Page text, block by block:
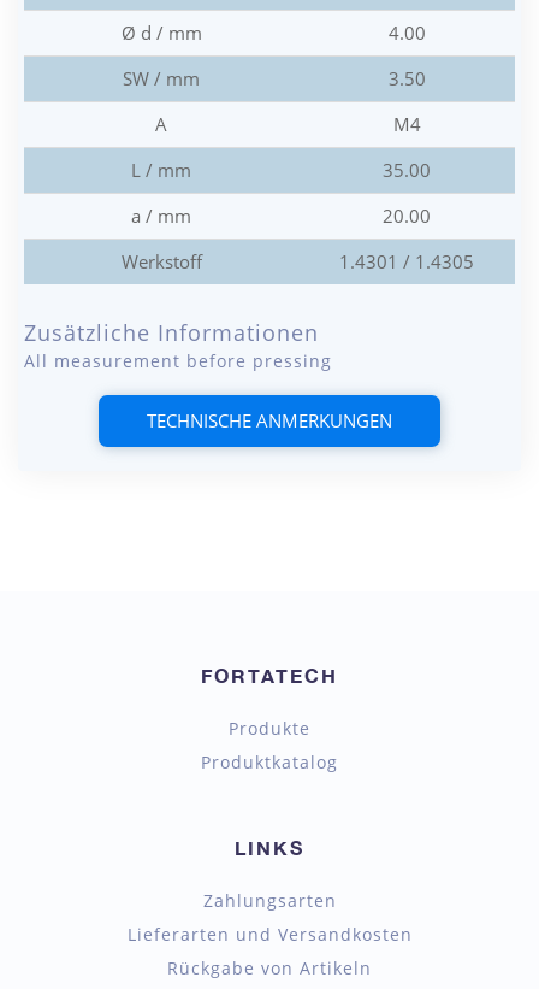
Ø d / mm
4.00
SW / mm
3.50
A
M4
L / mm
35.00
a / mm
20.00
Werkstoff
1.4301 / 1.4305
Zusätzliche Informationen
All measurement before pressing
TECHNISCHE ANMERKUNGEN
FORTATECH
Produkte
Produktkatalog
LINKS
Zahlungsarten
Lieferarten und Versandkosten
Rückgabe von Artikeln